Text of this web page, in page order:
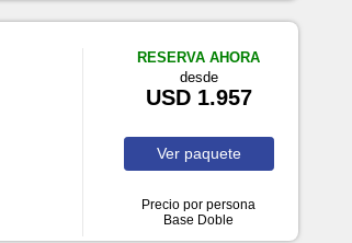
RESERVA AHORA
desde
USD 1.957
Ver paquete
Precio por persona
Base Doble